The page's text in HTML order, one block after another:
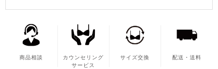
商品相談
カウンセリング
サービス
サイズ交換 配送・送料